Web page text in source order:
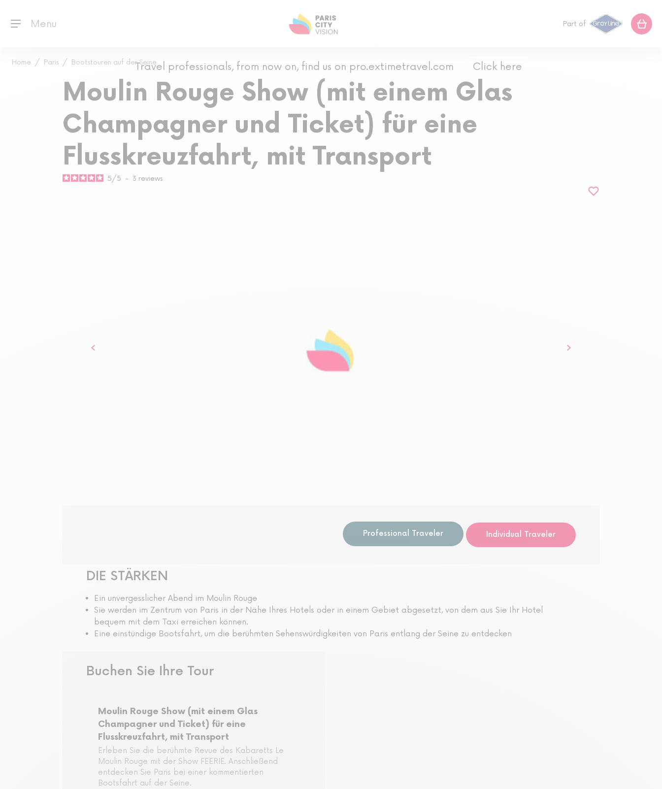
Menu Part of
Travel professionals, from now on, find us on pro.extimetravel.com Click here
Home Paris Bootstouren auf der Seine
Moulin Rouge Show (mit einem Glas
Champagner und Ticket) für eine
Flusskreuzfahrt, mit Transport
5/5 - 3 reviews
Professional Traveler
Individual Traveler
DIE STÄRKEN
Ein unvergesslicher Abend im Moulin Rouge
Sie werden im Zentrum von Paris in der Nähe Ihres Hotels oder in einem Gebiet abgesetzt, von dem aus Sie Ihr Hotel
bequem mit dem Taxi erreichen können.
Eine einstündige Bootsfahrt, um die berühmten Sehenswürdigkeiten von Paris entlang der Seine zu entdecken
Buchen Sie Ihre Tour
Moulin Rouge Show (mit einem Glas
Champagner und Ticket) für eine
Flusskreuzfahrt, mit Transport
Erleben Sie die berühmte Revue des Kabaretts Le
Moulin Rouge mit der Show FEERIE. Anschließend
entdecken Sie Paris bei einer kommentierten
Bootsfahrt auf der Seine.